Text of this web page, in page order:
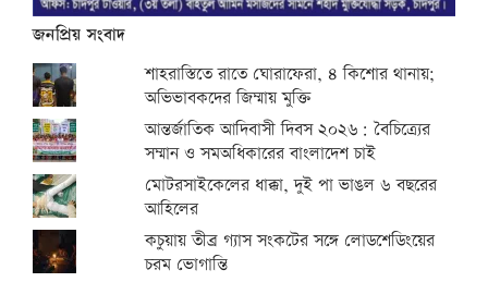
জনপ্রিয় সংবাদ
শাহরাস্তিতে রাতে ঘোরাফেরা, ৪ কিশোর থানায়;
অভিভাবকদের জিম্মায় মুক্তি
আন্তর্জাতিক আদিবাসী দিবস ২০২৬: বৈচিত্র্যের
সম্মান ও সমঅধিকারের বাংলাদেশ চাই
মোটরসাইকেলের ধাক্কা, দুই পা ভাঙল ৬ বছরের
আহিলের
কচুয়ায় তীব্র গ্যাস সংকটের সঙ্গে লোডশেডিংয়ের
চরম ভোগান্তি